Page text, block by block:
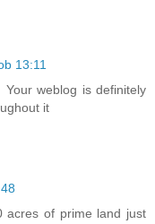
13:11
weblog is definitely
it
acres of prime land just